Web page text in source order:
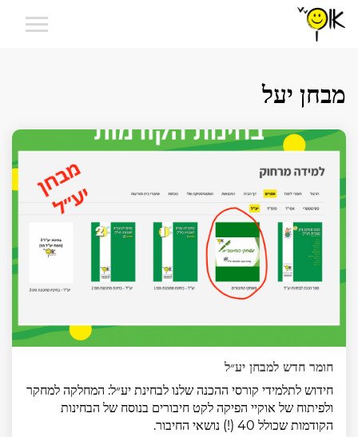
מבחן יעל
חומר חדש למבחן יע״ל
חידוש לתלמידי קורסי ההכנה שלנו לבחינת יע״ל: המחלקה למחקר
ולפיתוח של אוקיי הפיקה לקט חיבורים בנוסח של הבחינות
הקודמות שכולל 40 (!) נושאי החיבור.